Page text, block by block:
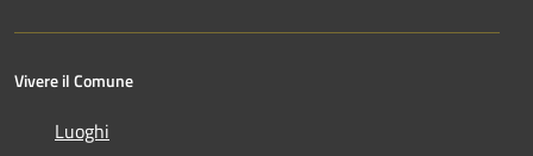
Vivere il Comune
Luoghi